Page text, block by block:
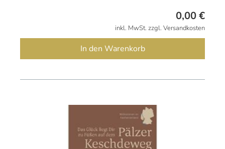
0,00€
inkl. MwSt. zzgl. Versandkosten
In den Warenkorb